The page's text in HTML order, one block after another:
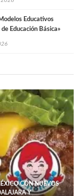
Educativos
Educación Básica»
CON NUEVOS
Y